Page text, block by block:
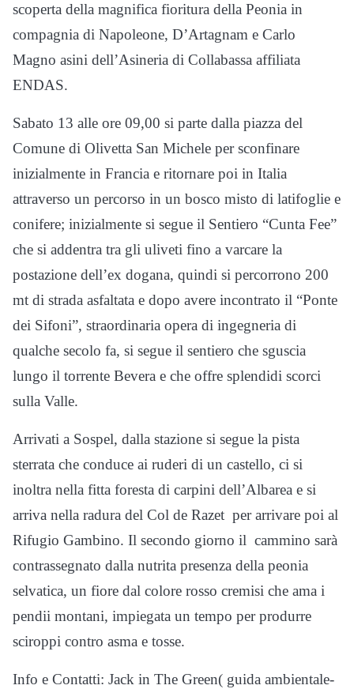
scoperta della magnifica fioritura della Peonia in
compagnia di Napoleone, D’Artagnam e Carlo
Magno asini dell’Asineria di Collabassa affiliata
ENDAS.
Sabato 13 alle ore 09,00 si parte dalla piazza del
Comune di Olivetta San Michele per sconfinare
inizialmente in Francia e ritornare poi in Italia
attraverso un percorso in un bosco misto di latifoglie e
conifere; inizialmente si segue il Sentiero “Cunta Fee”
che si addentra tra gli uliveti fino a varcare la
postazione dell’ex dogana, quindi si percorrono 200
mt di strada asfaltata e dopo avere incontrato il “Ponte
dei Sifoni”, straordinaria opera di ingegneria di
qualche secolo fa, si segue il sentiero che sguscia
lungo il torrente Bevera e che offre splendidi scorci
sulla Valle.
Arrivati a Sospel, dalla stazione si segue la pista
sterrata che conduce ai ruderi di un castello, ci si
inoltra nella fitta foresta di carpini dell’Albarea e si
arriva nella radura del Col de Razet per arrivare poi al
Rifugio Gambino. Il secondo giorno il cammino sarà
contrassegnato dalla nutrita presenza della peonia
selvatica, un fiore dal colore rosso cremisi che ama i
pendii montani, impiegata un tempo per produrre
sciroppi contro asma e tosse.
Info e Contatti: Jack in The Green( guida ambientale-